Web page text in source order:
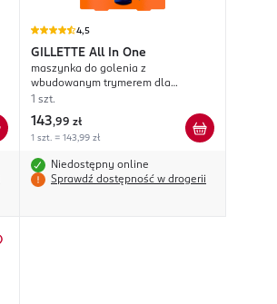
4,5
GILLETTE All In One
maszynka do golenia z
wbudowanym trymerem dla
mężczyzn, 5 ostrzowa,
1 szt.
143,99 zł
1 szt. = 143,99 zł
Niedostępny online
Sprawdź dostępność w drogerii